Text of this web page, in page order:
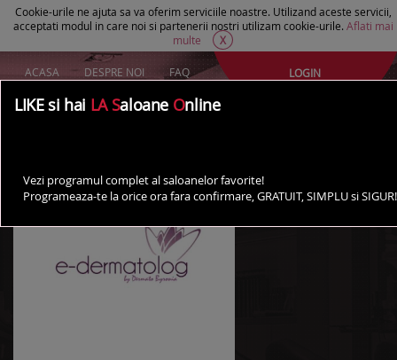
Cookie-urile ne ajuta sa va oferim serviciile noastre. Utilizand aceste servicii,
acceptati modul in care noi si partenerii nostri utilizam cookie-urile. Aflati mai
multe
X
ACASA DESPRE NOI FAQ
AI UN SALON?
LOGIN
LIKE si hai LA Saloane Online
Vezi programul complet al saloanelor favorite!
Programeaza-te la orice ora fara confirmare, GRATUIT, SIMPLU si SIGUR!